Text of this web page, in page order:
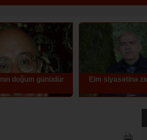
zidd addımlar
İlqar Məmmədov